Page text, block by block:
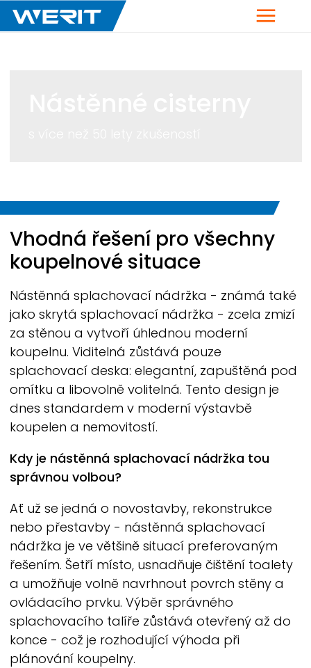
Menu
Breadcrumb
Vhodná řešení pro všechny
koupelnové situace
Nástěnná splachovací nádržka - známá také
jako skrytá splachovací nádržka - zcela zmizí
za stěnou a vytvoří úhlednou moderní
koupelnu. Viditelná zůstává pouze
splachovací deska: elegantní, zapuštěná pod
omítku a libovolně volitelná. Tento design je
dnes standardem v moderní výstavbě
koupelen a nemovitostí.
Kdy je nástěnná splachovací nádržka tou
správnou volbou?
Ať už se jedná o novostavby, rekonstrukce
nebo přestavby - nástěnná splachovací
nádržka je ve většině situací preferovaným
řešením. Šetří místo, usnadňuje čištění toalety
a umožňuje volně navrhnout povrch stěny a
ovládacího prvku. Výběr správného
splachovacího talíře zůstává otevřený až do
konce - což je rozhodující výhoda při
plánování koupelny.